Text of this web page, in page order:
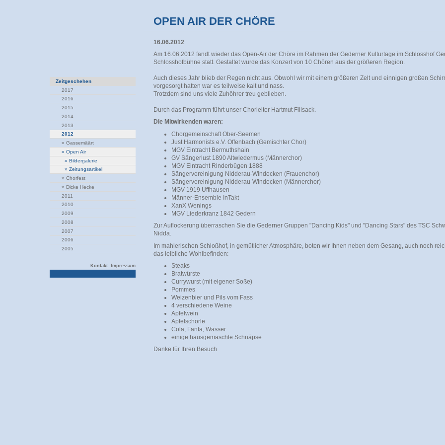
Zeitgeschehen
2017
2016
2015
2014
2013
2012
» Gassemäärt
» Open Air
» Bildergalerie
» Zeitungsartikel
» Chorfest
» Dicke Hecke
2011
2010
2009
2008
2007
2006
2005
Kontakt Impressum
OPEN AIR DER CHÖRE
16.06.2012
Am 16.06.2012 fandt wieder das Open-Air der Chöre im Rahmen der Gederner Kulturtage im Schlosshof
Schlosshofbühne statt. Gestaltet wurde das Konzert von 10 Chören aus der größeren Region.
Auch dieses Jahr blieb der Regen nicht aus. Obwohl wir mit einem größeren Zelt und einnigen großen
vorgesorgt hatten war es teilweise kalt und nass.
Trotzdem sind uns viele Zuhöhrer treu geblieben.
Durch das Programm führt unser Chorleiter Hartmut Fillsack.
Die Mitwirkenden waren:
Chorgemeinschaft Ober-Seemen
Just Harmonists e.V. Offenbach (Gemischter Chor)
MGV Eintracht Bermuthshain
GV Sängerlust 1890 Altwiedermus (Männerchor)
MGV Eintracht Rinderbügen 1888
Sängervereinigung Nidderau-Windecken (Frauenchor)
Sängervereinigung Nidderau-Windecken (Männerchor)
MGV 1919 Uffhausen
Männer-Ensemble InTakt
XanX Wenings
MGV Liederkranz 1842 Gedern
Zur Auflockerung überraschen Sie die Gederner Gruppen "Dancing Kids" und "Dancing Stars" des TSC
Nidda.
Im mahlerischen Schloßhof, in gemütlicher Atmosphäre, boten wir Ihnen neben dem Gesang, auch noch
das leibliche Wohlbefinden:
Steaks
Bratwürste
Currywurst (mit eigener Soße)
Pommes
Weizenbier und Pils vom Fass
4 verschiedene Weine
Apfelwein
Apfelschorle
Cola, Fanta, Wasser
einige hausgemaschte Schnäpse
Danke für Ihren Besuch